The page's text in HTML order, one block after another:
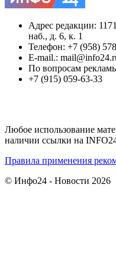
Адрес редакции:
наб., д. 6, к. 1
Телефон: +7 (958)
E-mail.:
По вопросам
+7 (915) 059-63-33
Любое использование
наличии ссылки на
Правила применения
© Инфо24 - Новости 2026